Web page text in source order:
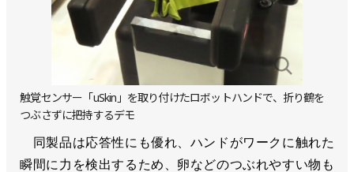
触覚センサー「uSkin」を取り付けたロボットハンドで、折り鶴を
つぶさずに把持するデモ
同製品は応答性にも優れ、ハンドがワークに触れた
瞬間に力を検出するため、卵などのつぶれやすい物も